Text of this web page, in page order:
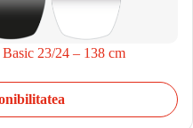
23/24 – 138 cm